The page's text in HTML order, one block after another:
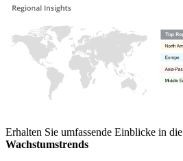
Erhalten Sie umfassende Einblicke in die
Wachstumstrends